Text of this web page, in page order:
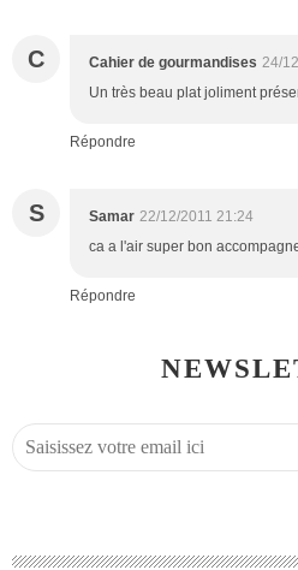
C Cahier de gourmandises 24/
Un très beau plat joliment
Répondre
S Samar 22/12/2011 21:24
ca a l'air super bon
Répondre